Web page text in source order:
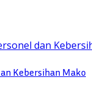
Kebersihan Mako